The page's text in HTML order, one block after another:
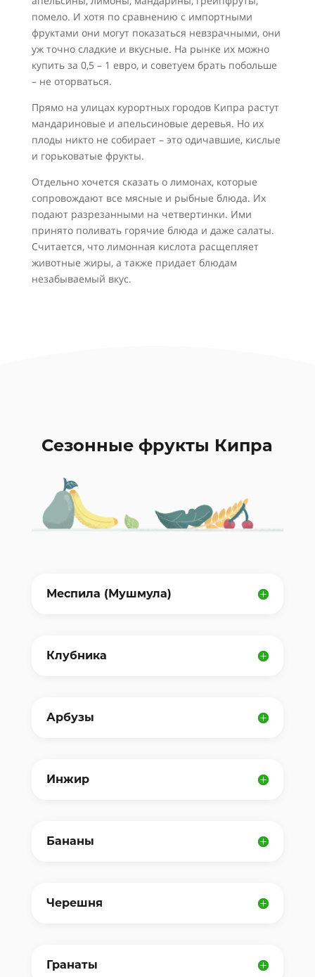
помело. И хотя по сравнению с импортными
фруктами они могут показаться невзрачными, они
уж точно сладкие и вкусные. На рынке их можно
купить за 0,5 – 1 евро, и советуем брать побольше
– не оторваться.
Прямо на улицах курортных городов Кипра растут
мандариновые и апельсиновые деревья. Но их
плоды никто не собирает – это одичавшие, кислые
и горьковатые фрукты.
Отдельно хочется сказать о лимонах, которые
сопровождают все мясные и рыбные блюда. Их
подают разрезанными на четвертинки. Ими
принято поливать горячие блюда и даже салаты.
Считается, что лимонная кислота расщепляет
животные жиры, а также придает блюдам
незабываемый вкус.
Сезонные фрукты Кипра
Меспила (Мушмула)
Клубника
Арбузы
Инжир
Бананы
Черешня
Гранаты